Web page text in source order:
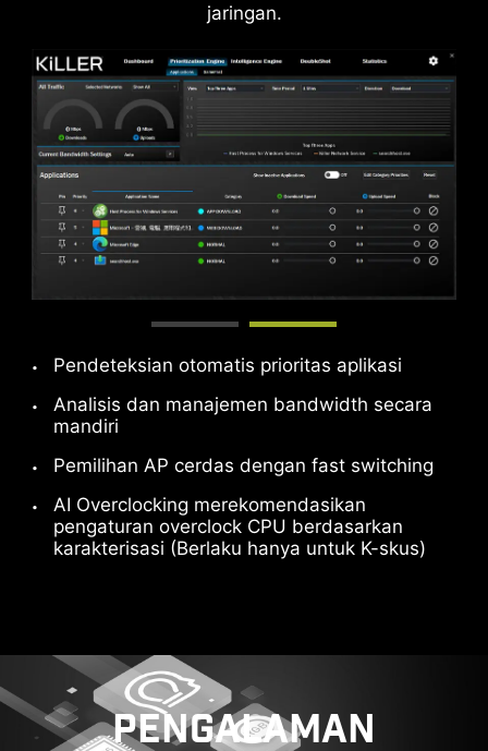
jaringan.
Pendeteksian otomatis prioritas aplikasi
Analisis dan manajemen bandwidth secara
mandiri
Pemilihan AP cerdas dengan fast switching
AI Overclocking merekomendasikan
pengaturan overclock CPU berdasarkan
karakterisasi (Berlaku hanya untuk K-skus)
Connect multiple Thunderbolt™ devices in a
daisy chain, allowing data, power, and video
signals to flow from the computer to up to five
accessories. Alternatively, use a Thunderbolt™
hub or dock to consolidate all accessories into a
single connection to your Thunderbolt™
computer.
Setujui cookie YouTube untuk menonton video ini.
Setujui dan tonton
Setujui cookie YouTube untuk menonton video ini.
Setujui dan tonton
Setujui cookie YouTube untuk menonton video ini.
SIAP UNTUK MASA DEPAN -
berkecepatan super terbaru. Port dapat
digunakan untuk beberapa layar 8K eksternal,
dan mendukung pengisian daya cepat hingga
PENGALAMAN